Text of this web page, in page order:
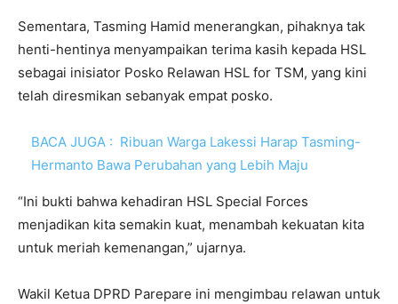
Sementara, Tasming Hamid menerangkan, pihaknya tak
henti-hentinya menyampaikan terima kasih kepada HSL
sebagai inisiator Posko Relawan HSL for TSM, yang kini
telah diresmikan sebanyak empat posko.
BACA JUGA : Ribuan Warga Lakessi Harap Tasming-
Hermanto Bawa Perubahan yang Lebih Maju
“Ini bukti bahwa kehadiran HSL Special Forces
menjadikan kita semakin kuat, menambah kekuatan kita
untuk meriah kemenangan,” ujarnya.
Wakil Ketua DPRD Parepare ini mengimbau relawan untuk